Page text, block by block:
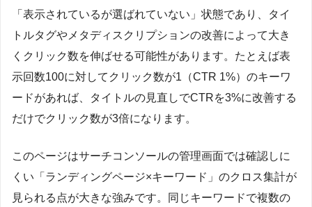
「表示されているが選ばれていない」状態であり、タイ
トルタグやメタディスクリプションの改善によって大き
くクリック数を伸ばせる可能性があります。たとえば表
示回数100に対してクリック数が1（CTR 1%）のキーワ
ードがあれば、タイトルの見直しでCTRを3%に改善する
だけでクリック数が3倍になります。
このページはサーチコンソールの管理画面では確認しに
くい「ランディングページ×キーワード」のクロス集計が
見られる点が大きな強みです。同じキーワードで複数の